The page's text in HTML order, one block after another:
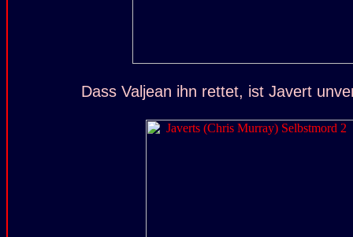
Dass Valjean ihn rettet, ist Javert